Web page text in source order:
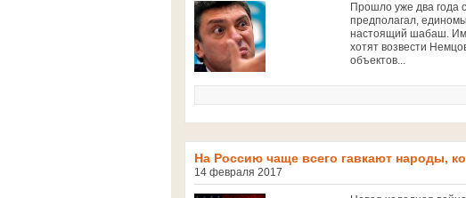
Прошло уже два года
предполагал,
настоящий шабаш. Им
хотят возвести
объектов...
На Россию чаще всего гавкают народы,
14 февраля 2017